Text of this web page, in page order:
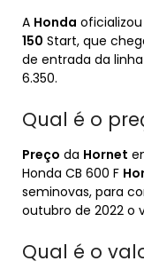
A Honda
150 Start, que
de entrada da linha
6.350.
Qual é o
Preço da Hornet
Honda CB 600 F
seminovas, para
outubro de 2022 o
Qual é o